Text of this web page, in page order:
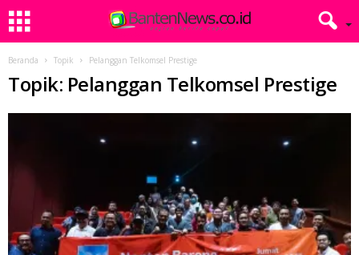
Beranda Topik Pelanggan Telkomsel Prestige
Topik: Pelanggan Telkomsel Prestige